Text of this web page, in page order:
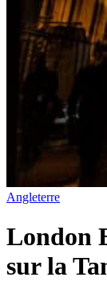
Angleterre
London
sur la